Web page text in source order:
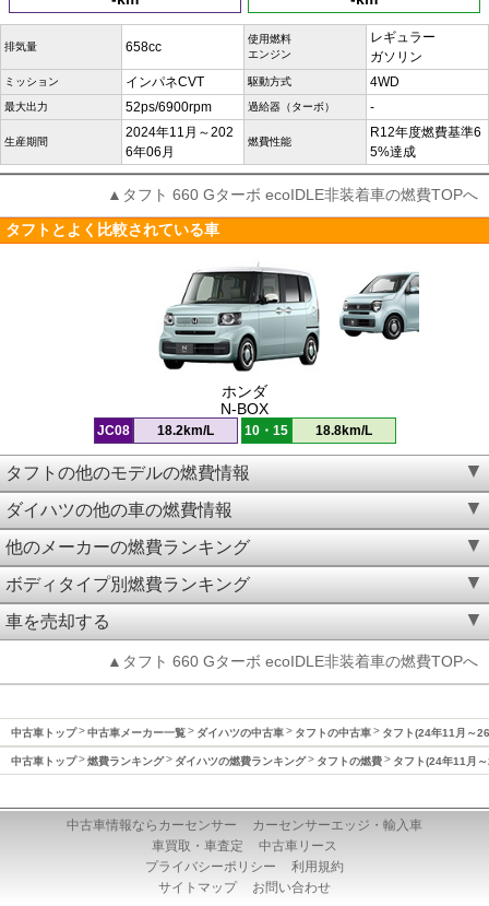
排気量 658cc
使用燃料
エンジン
レギュラー
ガソリン
ミッション インパネCVT 駆動方式 4WD
最大出力 52ps/6900rpm 過給器（ターボ） -
生産期間
2024年11月～202
6年06月
燃費性能
R12年度燃費基準6
5%達成
▲タフト 660 Gターボ ecoIDLE非装着車の燃費TOPへ
タフトとよく比較されている車
ホンダ
N-BOX
JC08 18.2km/L 10・15 18.8km/L
タフトの他のモデルの燃費情報
ダイハツの他の車の燃費情報
他のメーカーの燃費ランキング
ボディタイプ別燃費ランキング
車を売却する
▲タフト 660 Gターボ ecoIDLE非装着車の燃費TOPへ
中古車トップ 中古車メーカー一覧 ダイハツの中古車 タフトの中古車 タフト(24年11月～
中古車トップ 燃費ランキング ダイハツの燃費ランキング タフトの燃費 タフト(24年11月
中古車情報ならカーセンサー
カーセンサーエッジ・輸入車
車買取・車査定
中古車リース
プライバシーポリシー
利用規約
サイトマップ
お問い合わせ